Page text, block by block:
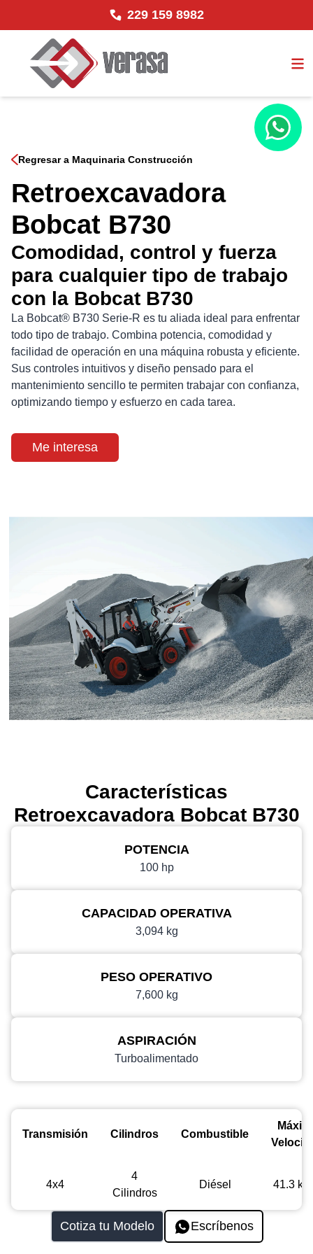
229 159 8982
Regresar a Maquinaria Construcción
Retroexcavadora
Bobcat B730
Comodidad, control y fuerza
para cualquier tipo de trabajo
con la Bobcat B730
La Bobcat® B730 Serie-R es tu aliada ideal para enfrentar
todo tipo de trabajo. Combina potencia, comodidad y
facilidad de operación en una máquina robusta y eficiente.
Sus controles intuitivos y diseño pensado para el
mantenimiento sencillo te permiten trabajar con confianza,
optimizando tiempo y esfuerzo en cada tarea.
Me interesa
Características
Retroexcavadora Bobcat B730
POTENCIA
100 hp
CAPACIDAD OPERATIVA
3,094 kg
PESO OPERATIVO
7,600 kg
ASPIRACIÓN
Turboalimentado
Transmisión Cilindros Combustible
4x4
4
Cilindros
Diésel 41.3
Cotiza tu Modelo Escríbenos